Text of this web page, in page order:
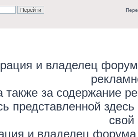
и владелец
также за содержание
представленной
свой
и владелец